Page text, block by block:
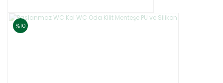
%10